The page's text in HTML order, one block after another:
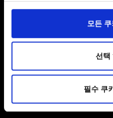
일부 쿠키는 웹 사이트를 정
관련 기술적 피드백을 제공
환경을 개선하기 위해 사용
미디어를 통해 사용자와 소통
파악하기 위해 쿠키의 일부를
있습니다. 물론, 이처럼 선택
경우에는 사용자의 동의를
모든
선택
필수 쿠
충돌